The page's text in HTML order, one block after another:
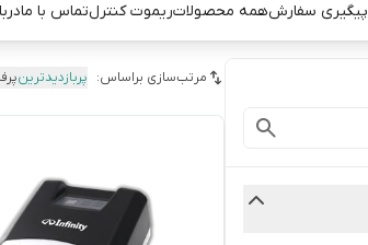
پیگیری سفارشهمه محصولاتریموت کنترلتماس با ما
مرتب‌سازی براساس: پربازدیدترین